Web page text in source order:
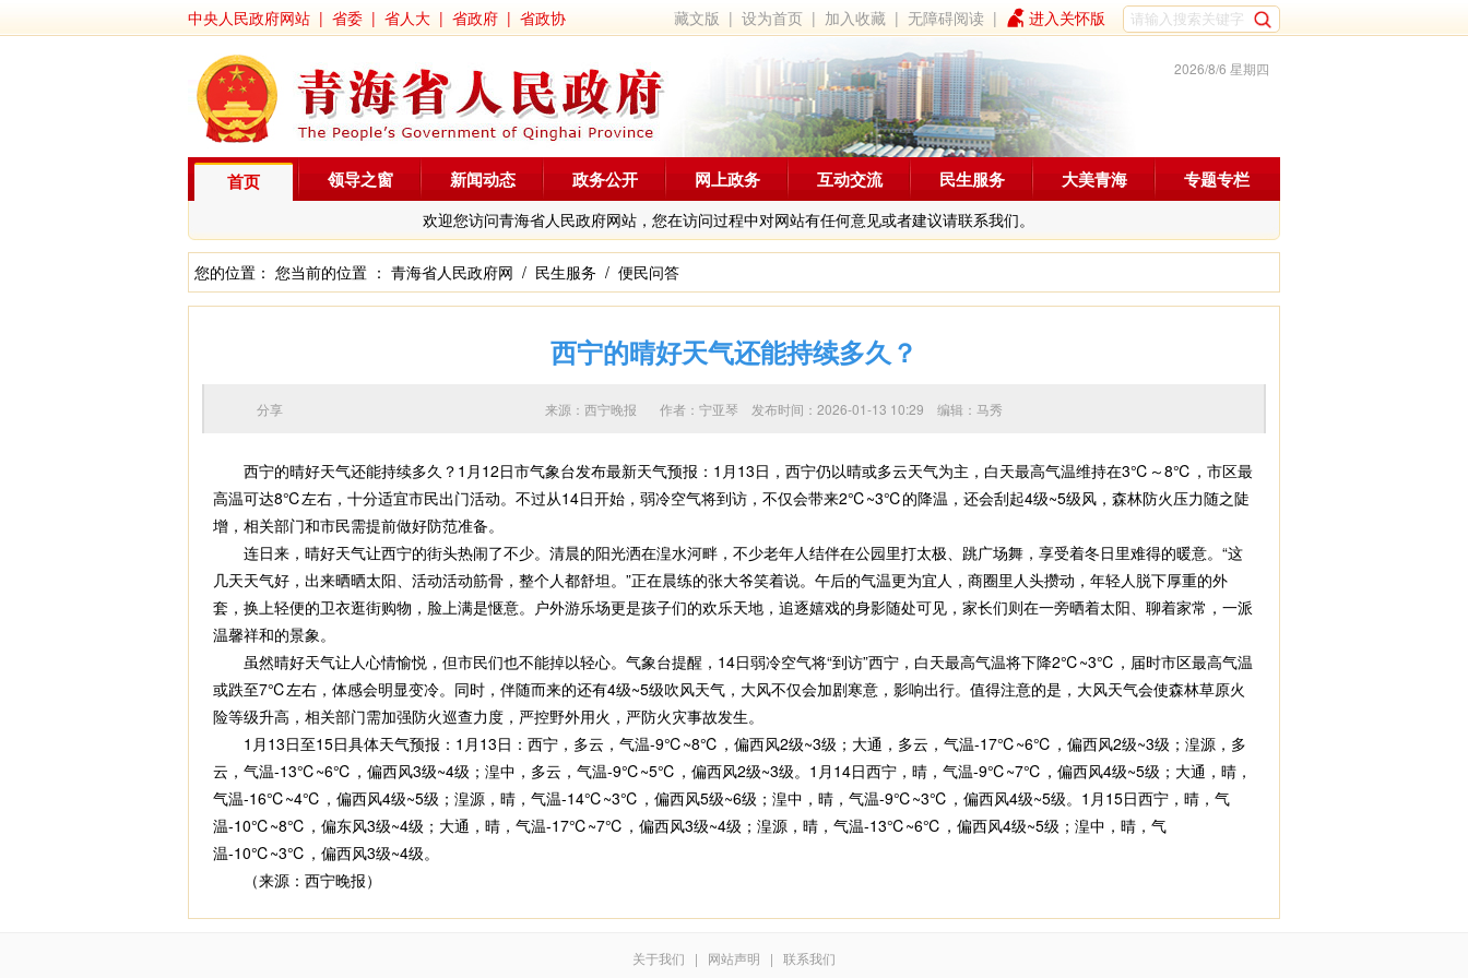
中央人民政府网站 | 省委 | 省人大 | 省政府 | 省政协 藏文版 |设为首页 | 加入收藏 |无障碍阅读 | 进入关怀版
2026/8/6 星期四
首页
欢迎您访问青海省人民政府网站，您在访问过程中对网站有任何意见或者建议请联系我们。
领导之窗 新闻动态 政务公开 网上政务 互动交流 民生服务 大美青海 专题专栏
您的位置： 您当前的位置 ： 青海省人民政府网 / 民生服务 / 便民问答
西宁的晴好天气还能持续多久？
来源：西宁晚报 作者： 宁亚琴 发布时间：2026-01-13 10:29 编辑：马秀
分享
西宁的晴好天气还能持续多久？1月12日市气象台发布最新天气预报：1月13日，西宁仍以晴或多云天气为主，白天最高气温维持在3℃～8℃，市区最
高温可达8℃左右，十分适宜市民出门活动。不过从14日开始，弱冷空气将到访，不仅会带来2℃~3℃的降温，还会刮起4级~5级风，森林防火压力随之陡
增，相关部门和市民需提前做好防范准备。
连日来，晴好天气让西宁的街头热闹了不少。清晨的阳光洒在湟水河畔，不少老年人结伴在公园里打太极、跳广场舞，享受着冬日里难得的暖意。“这
几天天气好，出来晒晒太阳、活动活动筋骨，整个人都舒坦。”正在晨练的张大爷笑着说。午后的气温更为宜人，商圈里人头攒动，年轻人脱下厚重的外
套，换上轻便的卫衣逛街购物，脸上满是惬意。户外游乐场更是孩子们的欢乐天地，追逐嬉戏的身影随处可见，家长们则在一旁晒着太阳、聊着家常，一派
温馨祥和的景象。
虽然晴好天气让人心情愉悦，但市民们也不能掉以轻心。气象台提醒，14日弱冷空气将“到访”西宁，白天最高气温将下降2℃~3℃，届时市区最高气温
或跌至7℃左右，体感会明显变冷。同时，伴随而来的还有4级~5级吹风天气，大风不仅会加剧寒意，影响出行。值得注意的是，大风天气会使森林草原火
险等级升高，相关部门需加强防火巡查力度，严控野外用火，严防火灾事故发生。
1月13日至15日具体天气预报：1月13日：西宁，多云，气温-9℃~8℃，偏西风2级~3级；大通，多云，气温-17℃~6℃，偏西风2级~3级；湟源，多
云，气温-13℃~6℃，偏西风3级~4级；湟中，多云，气温-9℃~5℃，偏西风2级~3级。1月14日西宁，晴，气温-9℃~7℃，偏西风4级~5级；大通，晴，
气温-16℃~4℃，偏西风4级~5级；湟源，晴，气温-14℃~3℃，偏西风5级~6级；湟中，晴，气温-9℃~3℃，偏西风4级~5级。1月15日西宁，晴，气
温-10℃~8℃，偏东风3级~4级；大通，晴，气温-17℃~7℃，偏西风3级~4级；湟源，晴，气温-13℃~6℃，偏西风4级~5级；湟中，晴，气
温-10℃~3℃，偏西风3级~4级。
（来源：西宁晚报）
关于我们 | 网站声明 | 联系我们